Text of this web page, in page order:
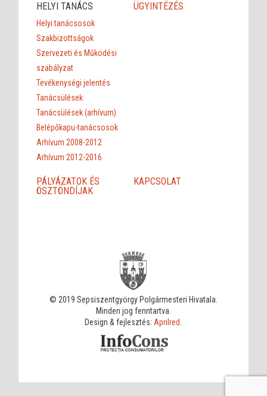
HELYI TANÁCS
Helyi tanácsosok
Szakbizottságok
Szervezeti és Működési
szabályzat
Tevékenységi jelentés
Tanácsülések
Tanácsülések (arhívum)
Belépőkapu-tanácsosok
Arhívum 2008-2012
Arhívum 2012-2016
ÜGYINTÉZÉS
PÁLYÁZATOK ÉS
ÖSZTÖNDÍJAK
KAPCSOLAT
© 2019 Sepsiszentgyörgy Polgármesteri Hivatala.
Minden jog fenntartva.
Design & fejlesztés:Aprilred.